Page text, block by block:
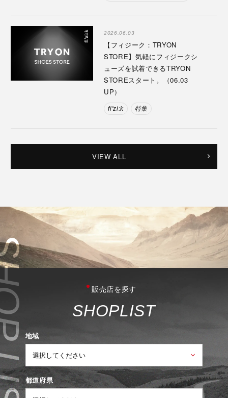
2026.06.03
【フィジーク：TRYON
STORE】気軽にフィジークシ
ューズを試着できるTRYON
STOREスタート。（06.03
UP）
fi'zi:k 特集
VIEW ALL
販売店を探す
SHOPLIST
地域
都道府県